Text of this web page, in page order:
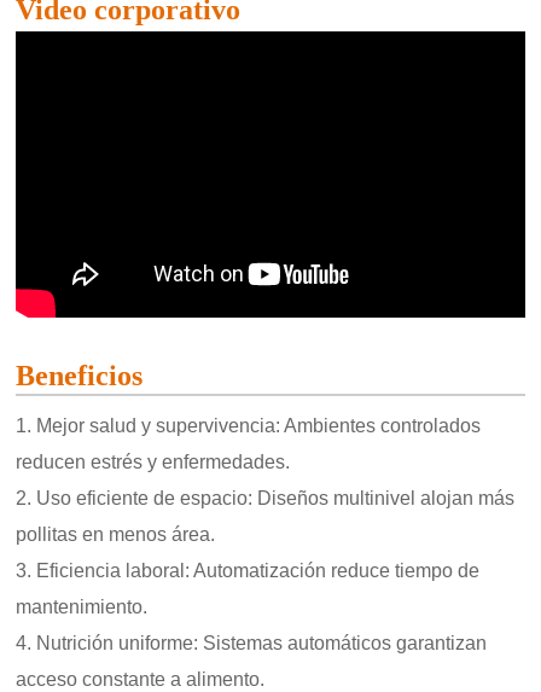
Video corporativo
Beneficios
1. Mejor salud y supervivencia: Ambientes controlados
reducen estrés y enfermedades.
2. Uso eficiente de espacio: Diseños multinivel alojan más
pollitas en menos área.
3. Eficiencia laboral: Automatización reduce tiempo de
mantenimiento.
4. Nutrición uniforme: Sistemas automáticos garantizan
acceso constante a alimento.